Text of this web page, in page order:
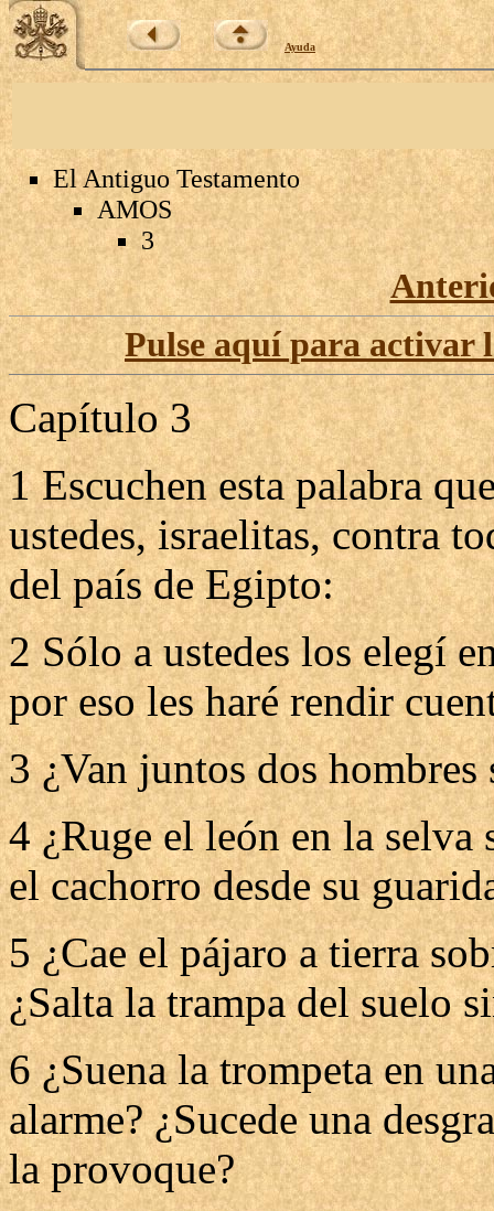
Ayuda
El Antiguo Testamento
AMOS
3
Pulse aquí para activar
Capítulo 3
1 Escuchen esta palabra
ustedes, israelitas, contra
del país de Egipto:
2 Sólo a ustedes los elegí
por eso les haré rendir
3 ¿Van juntos dos hombres
4 ¿Ruge el león en la selva
el cachorro desde su
5 ¿Cae el pájaro a tierra
¿Salta la trampa del suelo
6 ¿Suena la trompeta en
alarme? ¿Sucede una
la provoque?